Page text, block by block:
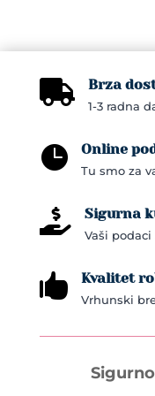
 Brza
1-3 radna
 Online
Tu smo za
 Sigurna
Vaši
 Kvalitet
Vrhunski